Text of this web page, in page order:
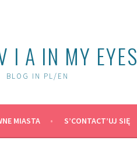
I A IN MY EYES
BLOG IN PL/EN
MIASTA S’CONTACT’UJ SIĘ